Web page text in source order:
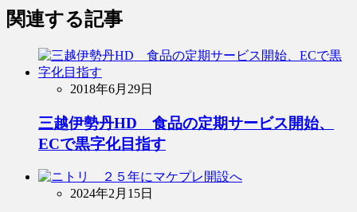
関連する記事
2018年6月29日
三越伊勢丹HD 食品の定期サービス開始、
ECで黒字化目指す
2024年2月15日